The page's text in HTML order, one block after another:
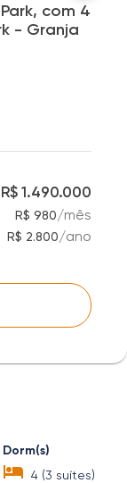
com 4
- Granja
R$ 1.490.000
R$ 980/mês
R$ 2.800/ano
Dorm(s)
4 (3 suítes)